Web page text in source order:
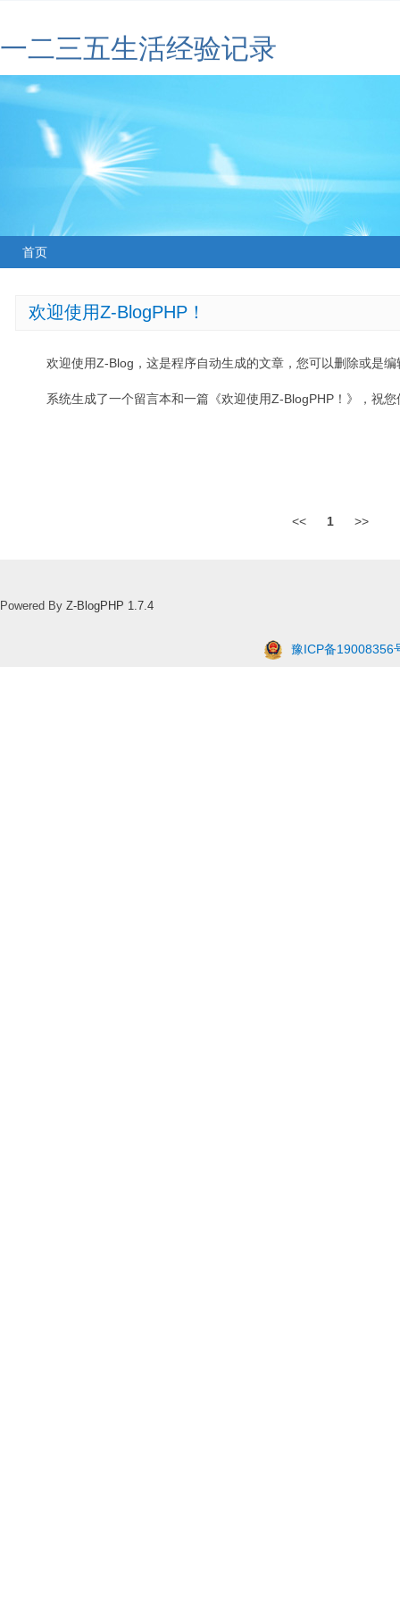
一二三五生活经验记录
首页
欢迎使用Z-BlogPHP！
欢迎使用Z-Blog，这是程序自动生成的文章，您可以删除或是编
系统生成了一个留言本和一篇《欢迎使用Z-BlogPHP！》，祝
<< 1 >>
Powered By Z-BlogPHP 1.7.4
豫ICP备19008356